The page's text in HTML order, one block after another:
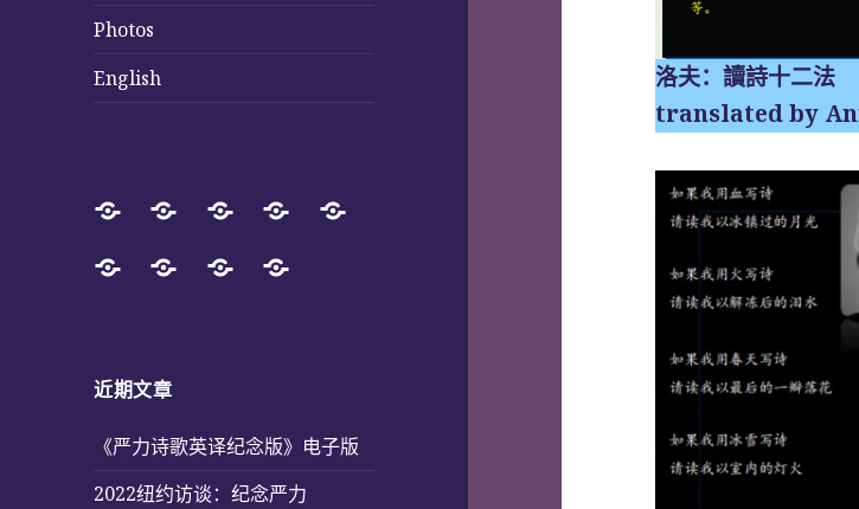
Photos
English
主
页
旭
辉
文
务
Book
Store
Successful
Projects
from
Special
中
译
采
道
PhotosEnglish
近期文章
《严力诗歌英译纪念版》电子版
2022纽约访谈：纪念严力
洛夫：讀詩十二
translated by